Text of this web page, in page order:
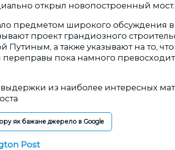
открыл новопостроенный мост.
предметом широкого обсуждения
проект грандиозного
Путиным, а также указывают на то,
переправы пока намного
из наиболее интересных
як бажане джерело в Google
Post